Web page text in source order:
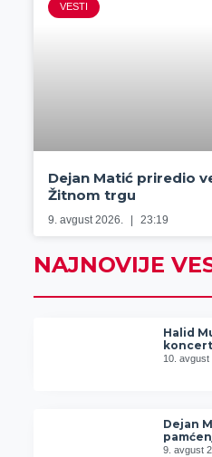
VESTI
Dejan Matić priredio
Žitnom trgu
9. avgust 2026. 23:19
NAJNOVIJE
Halid
10. avgust
Dejan
9. avgust